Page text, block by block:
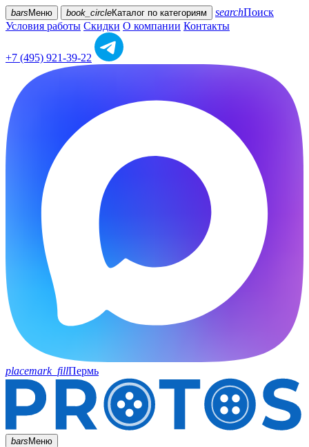
bars Меню book_circleКаталог по категориям searchПоиск
Условия работы Скидки О компании Контакты
+7 (495) 921-39-22
placemark_fillПермь
barsМеню